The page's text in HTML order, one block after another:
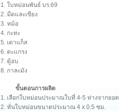
1. ใบหม่อนพันธ์ บร.69
2. มีดและเขียง
3. หม้อ
4. กะทะ
5. เตาแก็ส
6. ตะแกรง
7. ตู้อบ
8. กาละมัง
ขั้นตอนการผลิต
1. เลือกใบหม่อนประมาณใบที่ 4-5 ห่างจากยอด
2. หั่นใบหม่อนขนาดประมาณ 4 x 0.5 ซม.